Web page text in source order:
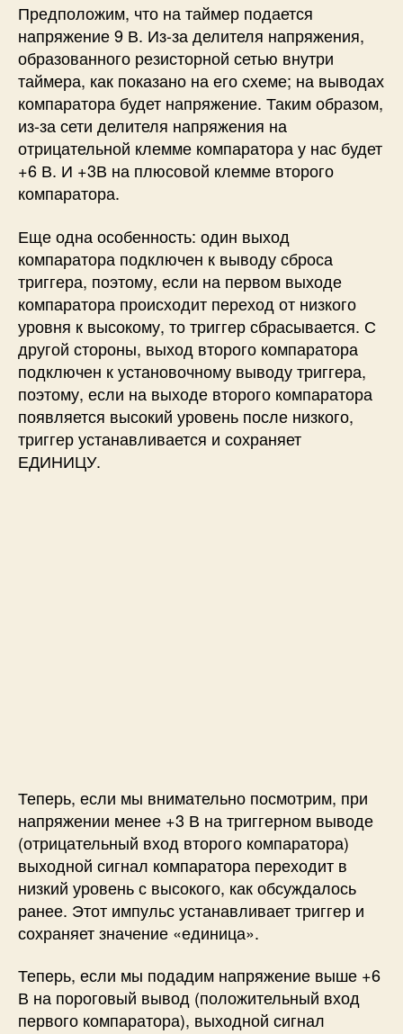
Предположим, что на таймер подается
напряжение 9 В. Из-за делителя напряжения,
образованного резисторной сетью внутри
таймера, как показано на его схеме; на выводах
компаратора будет напряжение. Таким образом,
из-за сети делителя напряжения на
отрицательной клемме компаратора у нас будет
+6 В. И +3В на плюсовой клемме второго
компаратора.
Еще одна особенность: один выход
компаратора подключен к выводу сброса
триггера, поэтому, если на первом выходе
компаратора происходит переход от низкого
уровня к высокому, то триггер сбрасывается. С
другой стороны, выход второго компаратора
подключен к установочному выводу триггера,
поэтому, если на выходе второго компаратора
появляется высокий уровень после низкого,
триггер устанавливается и сохраняет
ЕДИНИЦУ.
Теперь, если мы внимательно посмотрим, при
напряжении менее +3 В на триггерном выводе
(отрицательный вход второго компаратора)
выходной сигнал компаратора переходит в
низкий уровень с высокого, как обсуждалось
ранее. Этот импульс устанавливает триггер и
сохраняет значение «единица».
Теперь, если мы подадим напряжение выше +6
В на пороговый вывод (положительный вход
первого компаратора), выходной сигнал